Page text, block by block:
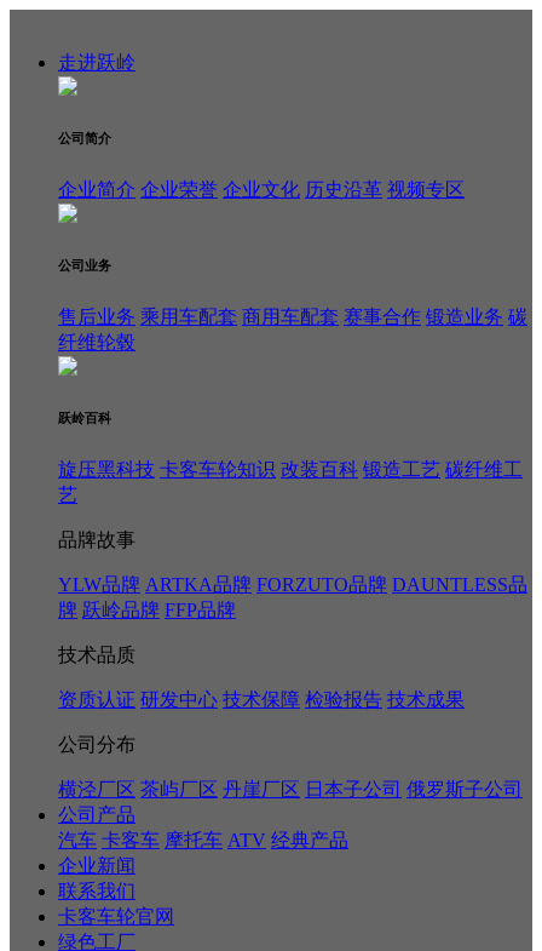
走进跃岭
公司简介
企业简介 企业荣誉 企业文化 历史沿革 视频专区
公司业务
售后业务 乘用车配套 商用车配套 赛事合作 锻造业务 碳
纤维轮毂
跃岭百科
旋压黑科技 卡客车轮知识 改装百科 锻造工艺 碳纤维工
艺
品牌故事
YLW品牌 ARTKA品牌 FORZUTO品牌 DAUNTLESS品
牌 跃岭品牌 FFP品牌
技术品质
资质认证 研发中心 技术保障 检验报告 技术成果
公司分布
横泾厂区 茶屿厂区 丹崖厂区 日本子公司 俄罗斯子公司
公司产品
汽车 卡客车 摩托车 ATV 经典产品
企业新闻
联系我们
卡客车轮官网
绿色工厂